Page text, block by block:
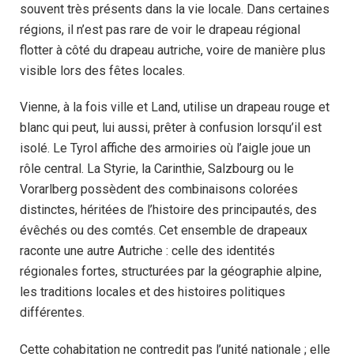
souvent très présents dans la vie locale. Dans certaines
régions, il n’est pas rare de voir le drapeau régional
flotter à côté du drapeau autriche, voire de manière plus
visible lors des fêtes locales.
Vienne, à la fois ville et Land, utilise un drapeau rouge et
blanc qui peut, lui aussi, prêter à confusion lorsqu’il est
isolé. Le Tyrol affiche des armoiries où l’aigle joue un
rôle central. La Styrie, la Carinthie, Salzbourg ou le
Vorarlberg possèdent des combinaisons colorées
distinctes, héritées de l’histoire des principautés, des
évêchés ou des comtés. Cet ensemble de drapeaux
raconte une autre Autriche : celle des identités
régionales fortes, structurées par la géographie alpine,
les traditions locales et des histoires politiques
différentes.
Cette cohabitation ne contredit pas l’unité nationale ; elle